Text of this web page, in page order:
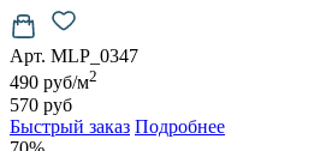
Арт. MLP_0347
490 руб/м2
570 руб
Быстрый заказ Подробнее